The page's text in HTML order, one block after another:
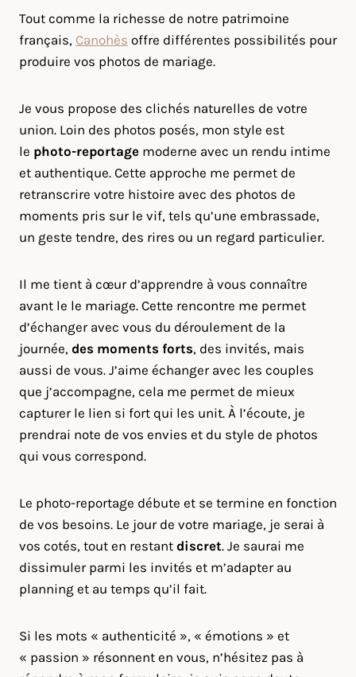
Tout comme la richesse de notre patrimoine
français, Canohès offre différentes possibilités pour
produire vos photos de mariage.
Je vous propose des clichés naturelles de votre
union. Loin des photos posés, mon style est
le photo-reportage moderne avec un rendu intime
et authentique. Cette approche me permet de
retranscrire votre histoire avec des photos de
moments pris sur le vif, tels qu’une embrassade,
un geste tendre, des rires ou un regard particulier.
Il me tient à cœur d’apprendre à vous connaître
avant le le mariage. Cette rencontre me permet
d’échanger avec vous du déroulement de la
journée, des moments forts, des invités, mais
aussi de vous. J’aime échanger avec les couples
que j’accompagne, cela me permet de mieux
capturer le lien si fort qui les unit. À l’écoute, je
prendrai note de vos envies et du style de photos
qui vous correspond.
Le photo-reportage débute et se termine en fonction
de vos besoins. Le jour de votre mariage, je serai à
vos cotés, tout en restant discret. Je saurai me
dissimuler parmi les invités et m’adapter au
planning et au temps qu’il fait.
Si les mots « authenticité », « émotions » et
« passion » résonnent en vous, n’hésitez pas à